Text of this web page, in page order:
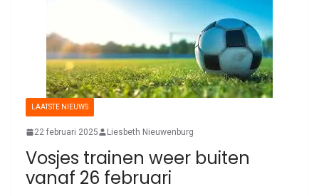
LAATSTE NIEUWS
22 februari 2025 Liesbeth Nieuwenburg
Vosjes trainen weer buiten
vanaf 26 februari